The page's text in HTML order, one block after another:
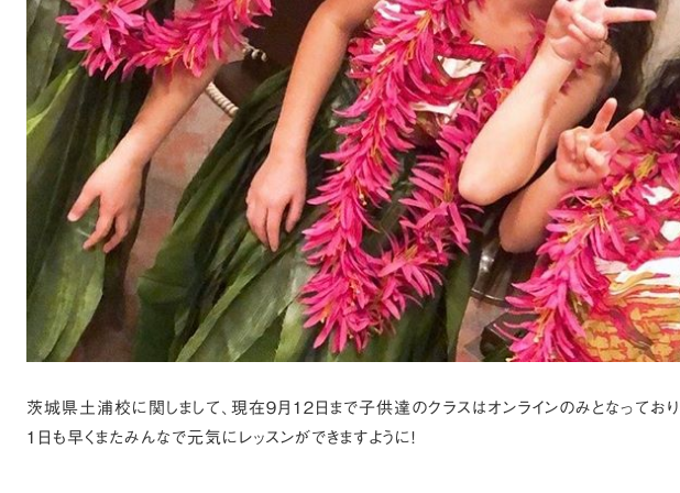
茨城県土浦校に関しまして、現在９月１２日まで子供達のクラスはオンラインのみとなっており
１日も早くまたみんなで元気にレッスンができますように！